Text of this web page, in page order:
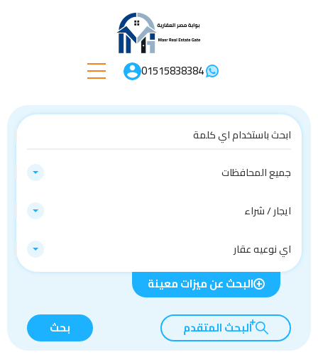
01515838384
جميع المحافظات
ايجار / شراء
اي نوعيه عقار
البحث عن ميزات معينة
البحث المتقدم بحث